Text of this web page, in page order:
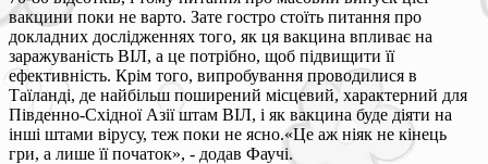
вакцини поки не варто. Зате гостро стоїть питання про
докладних дослідженнях того, як ця вакцина впливає на
заражуваність ВІЛ, а це потрібно, щоб підвищити її
ефективність. Крім того, випробування проводилися в
Таїланді, де найбільш поширений місцевий, характерний для
Південно-Східної Азії штам ВІЛ, і як вакцина буде діяти на
інші штами вірусу, теж поки не ясно.«Це аж ніяк не кінець
гри, а лише її початок», - додав Фаучі.